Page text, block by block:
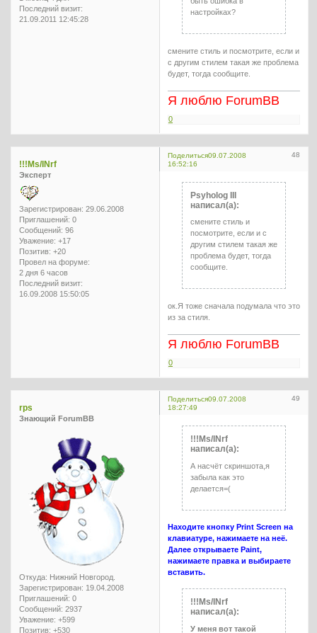
Последний визит:
21.09.2011 12:45:28
настройках?
смените стиль и посмотрите, если и
с другим стилем такая же проблема
будет, тогда сообщите.
Я люблю ForumBB
0
Поделиться 48
09.07.2008
16:52:16
!!!Ms/INrf
Эксперт
Зарегистрирован: 29.06.2008
Приглашений: 0
Сообщений: 96
Уважение: +17
Позитив: +20
Провел на форуме:
2 дня 6 часов
Последний визит:
16.09.2008 15:50:05
Psyholog III
написал(а):
смените стиль и
посмотрите, если и с
другим стилем такая же
проблема будет, тогда
сообщите.
ок.Я тоже сначала подумала что это
из за стиля.
Я люблю ForumBB
0
Поделиться 49
09.07.2008
18:27:49
rps
Знающий ForumBB
Откуда: Нижний Новгород.
Зарегистрирован: 19.04.2008
Приглашений: 0
Сообщений: 2937
Уважение: +599
Позитив: +530
!!!Ms/INrf
написал(а):
А насчёт скриншота,я
забыла как это
делается=(
Находите кнопку Print Screen на
клавиатуре, нажимаете на неё.
Далее открываете Paint,
нажимаете правка и выбираете
вставить.
!!!Ms/INrf
написал(а):
У меня вот такой